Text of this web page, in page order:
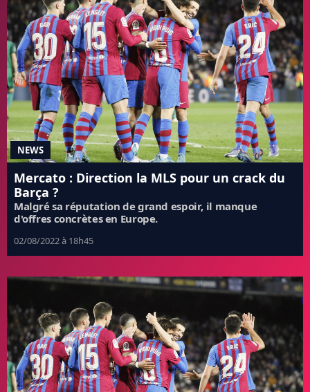
NEWS
Mercato : Direction la MLS pour un crack du
Barça ?
Malgré sa réputation de grand espoir, il manque
d'offres concrètes en Europe.
02/08/2022 à 18h45